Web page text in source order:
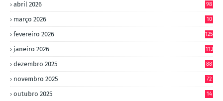
abril 2026 98
março 2026
10
fevereiro 2026 125
janeiro 2026 113
dezembro 2025 88
novembro 2025 72
outubro 2025
14